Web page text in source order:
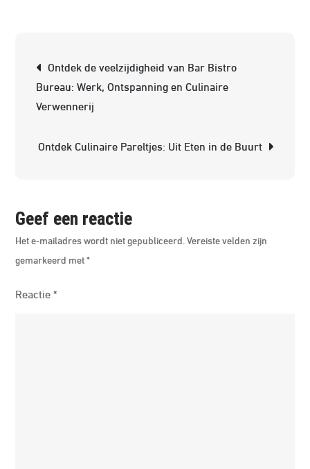
Ontdek de veelzijdigheid van Bar Bistro
Bureau: Werk, Ontspanning en Culinaire
Verwennerij
Ontdek Culinaire Pareltjes: Uit Eten in de Buurt
Geef een reactie
Het e-mailadres wordt niet gepubliceerd. Vereiste velden zijn
gemarkeerd met*
Reactie*